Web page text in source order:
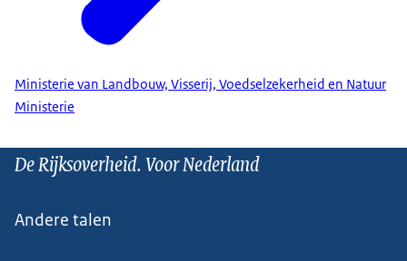
Ministerie van Landbouw, Visserij, Voedselzekerheid en Natuur
Ministerie
De Rijksoverheid. Voor Nederland
Andere talen